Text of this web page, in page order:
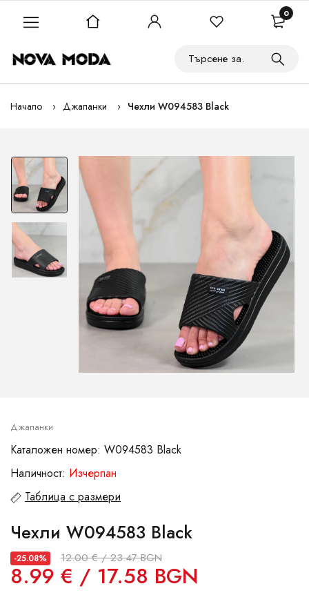
Начало Джапанки Чехли W094583 Black
Джапанки
Каталожен номер: W094583 Black
Наличност: Изчерпан
Таблица с размери
Чехли W094583 Black
-25.08% 12.00 € / 23.47 BGN
8.99 € / 17.58 BGN
0